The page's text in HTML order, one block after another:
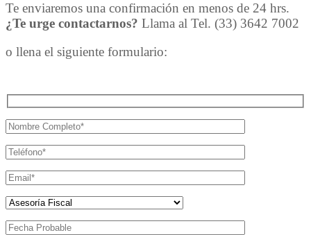
Te enviaremos una confirmación en menos de 24 hrs.
¿Te urge contactarnos? Llama al Tel. (33) 3642 7002
o llena el siguiente formulario: